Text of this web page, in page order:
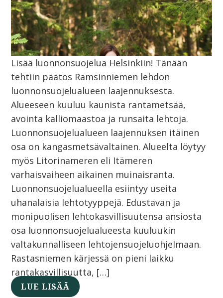
Lisää luonnonsuojelua Helsinkiin! Tänään
tehtiin päätös Ramsinniemen lehdon
luonnonsuojelualueen laajennuksesta.
Alueeseen kuuluu kaunista rantametsää,
avointa kalliomaastoa ja runsaita lehtoja.
Luonnonsuojelualueen laajennuksen itäinen
osa on kangasmetsävaltainen. Alueelta löytyy
myös Litorinameren eli Itämeren
varhaisvaiheen aikainen muinaisranta.
Luonnonsuojelualueella esiintyy useita
uhanalaisia lehtotyyppejä. Edustavan ja
monipuolisen lehtokasvillisuutensa ansiosta
osa luonnonsuojelualueesta kuuluukin
valtakunnalliseen lehtojensuojeluohjelmaan.
Rastasniemen kärjessä on pieni laikku
rantakasvillisuutta, […]
LUE LISÄÄ